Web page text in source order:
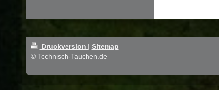
Druckversion | Sitemap
© Technisch-Tauchen.de